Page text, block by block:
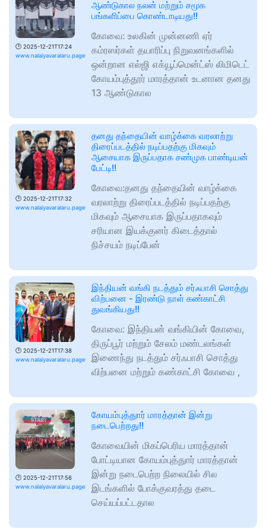
🕑 2025-12-21T17:24
www.nalaiyavaralaru.page
ஆண்டுகால நலன் மற்றும் சமூக
பங்களிப்பை கொண்டாடியது!!
கோவை: உலகின் முன்னணி ஏர்
கம்ரஸர்கள் தயாரிப்பு நிறுவனங்களில்
ஒன்றான எல்ஜி எக்யூப்மென்ட்ஸ் லிமிடெட்
கோயம்புத்தூர் மாரத்தான் உடனான தனது
13 ஆண்டுகால
🕑 2025-12-21T17:32
www.nalaiyavaralaru.page
தனது தந்தையின் வாழ்க்கை வரலாற்று
திரைப்படத்தில் நடிப்பதற்கு மிகவும்
ஆசையாக இருப்பதாக சண்முக பாண்டியன்
பேட்டி!!
கோவை:தனது தந்தையின் வாழ்க்கை
வரலாற்று திரைப்படத்தில் நடிப்பதற்கு
மிகவும் ஆசையாக இருப்பதாகவும்
சரியான இயக்குனர் கிடைத்தால்
நிச்சயம் நடிப்பேன்
🕑 2025-12-21T17:38
www.nalaiyavaralaru.page
இந்தியன் வங்கி நடத்தும் சர்ஃபாசி சொத்து
விற்பனை - இரண்டு நாள் கண்காட்சி
துவங்கியது!!
கோவை: இந்தியன் வங்கியின் கோவை,
திருப்பூர் மற்றும் சேலம் மண்டலங்கள்
இணைந்து நடத்தும் சர்ஃபாசி சொத்து
விற்பனை மற்றும் கண்காட்சி கோவை ,
🕑 2025-12-21T17:56
www.nalaiyavaralaru.page
கோயம்புத்துார் மாரத்தான் இன்று
நடைபெற்றது!!
கோவையின் மிகப்பெரிய மாரத்தான்
போட்டியான கோயம்புத்துார் மாரத்தான்
இன்று நடைபெற்ற நிலையில் சில
இடங்களில் போக்குவரத்து தடை
செய்யப்பட்டதால